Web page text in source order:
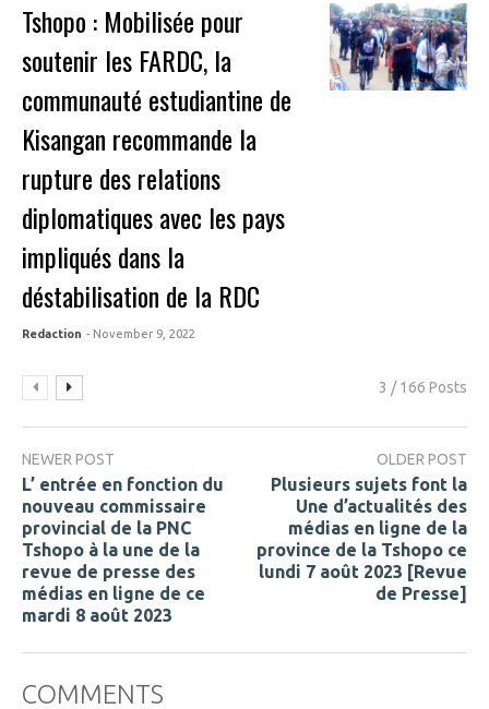
Tshopo : Mobilisée pour
soutenir les FARDC, la
communauté estudiantine de
Kisangan recommande la
rupture des relations
diplomatiques avec les pays
impliqués dans la
déstabilisation de la RDC
Redaction - November 9, 2022
3 / 166 Posts
NEWER POST
L’ entrée en fonction du
nouveau commissaire
provincial de la PNC
Tshopo à la une de la
revue de presse des
médias en ligne de ce
mardi 8 août 2023
OLDER POST
Plusieurs sujets font la
Une d’actualités des
médias en ligne de la
province de la Tshopo ce
lundi 7 août 2023 [Revue
de Presse]
COMMENTS